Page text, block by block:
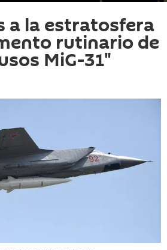
a la estratosfera
rutinario de
MiG-31"